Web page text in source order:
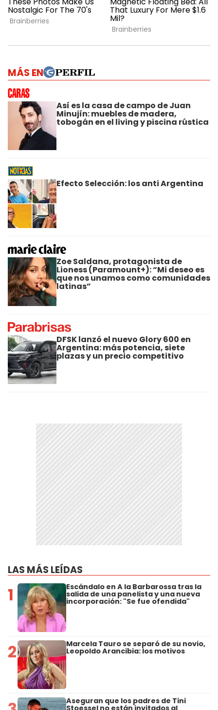
MÁS EN
Así es la casa de campo de Juan
Minujín: muebles de madera,
tobogán en el living y piscina rústica
Efecto Selección: los anti Argentina
Zoe Saldana, protagonista de
Lioness (Paramount+): “Mi deseo es
que nos unamos como comunidades
latinas”
DFSK lanzó el nuevo Glory 600 en
Argentina: más potencia, siete
plazas y un precio competitivo
LAS MÁS LEÍDAS
1 Escándalo en A la Barbarossa tras la
salida de una panelista y una nueva
incorporación: "Se fue ofendida"
2 Marcela Tauro se separó de su novio,
Leopoldo Arancibia: los motivos
Aseguran que los padres de Tini
Stoessel no están invitados al